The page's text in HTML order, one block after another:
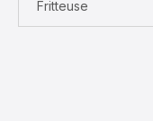
Fritteuse